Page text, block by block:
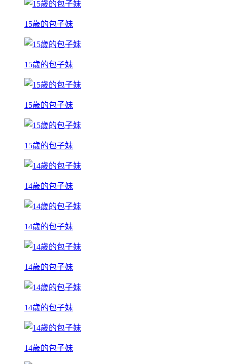
15歲的包子妹
15歲的包子妹
15歲的包子妹
15歲的包子妹
14歲的包子妹
14歲的包子妹
14歲的包子妹
14歲的包子妹
14歲的包子妹